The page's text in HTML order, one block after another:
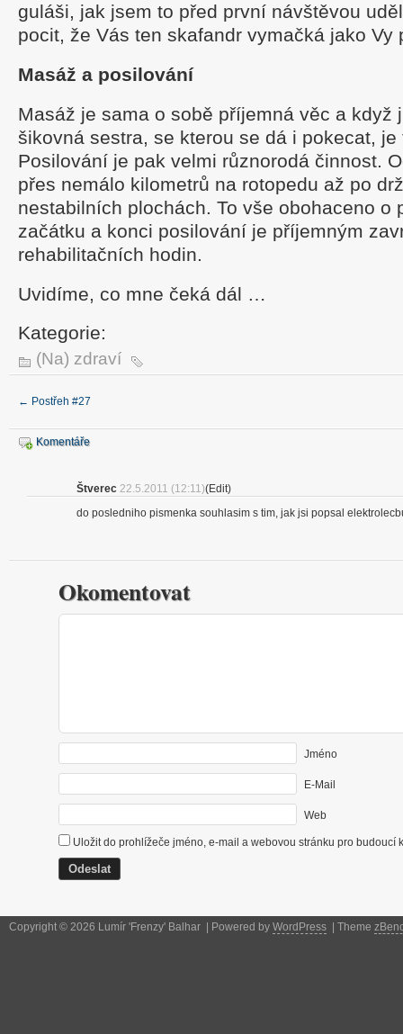
guláši, jak jsem to před první návštěvou
pocit, že Vás ten skafandr vymačká jako Vy
Masáž a posilování
Masáž je sama o sobě příjemná věc a když
šikovná sestra, se kterou se dá i pokecat,
Posilování je pak velmi různorodá činnost.
přes nemálo kilometrů na rotopedu až po
nestabilních plochách. To vše obohaceno o
začátku a konci posilování je příjemným
rehabilitačních hodin.
Uvidíme, co mne čeká dál …
Kategorie:
(Na) zdraví
← Postřeh #27
Komentáře
Štverec 22.5.2011 (12:11)(Edit)
do posledniho pismenka souhlasim s tim, jak jsi popsal
Okomentovat
Jméno
E-Mail
Web
Uložit do prohlížeče jméno, e-mail a webovou stránku pro budoucí
Copyright © 2026 Lumír 'Frenzy' Balhar | Powered by WordPress | Theme